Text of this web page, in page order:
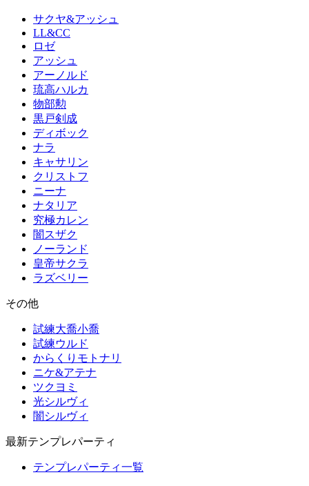
サクヤ&アッシュ
LL&CC
ロゼ
アッシュ
アーノルド
琉高ハルカ
物部勲
黒戸剣成
ディボック
ナラ
キャサリン
クリストフ
ニーナ
ナタリア
究極カレン
闇スザク
ノーランド
皇帝サクラ
ラズベリー
その他
試練大喬小喬
試練ウルド
からくりモトナリ
ニケ&アテナ
ツクヨミ
光シルヴィ
闇シルヴィ
最新テンプレパーティ
テンプレパーティ一覧